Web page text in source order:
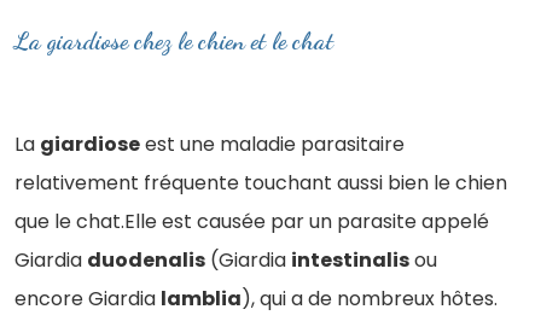
La giardiose chez le chien et le chat
La giardioseest une maladie parasitaire
relativement fréquente touchant aussi bien le chien
que le chat.Elle est causée par un parasite appelé
Giardia duodenalis (Giardia intestinalisou
encore Giardia lamblia), qui a de nombreux hôtes.